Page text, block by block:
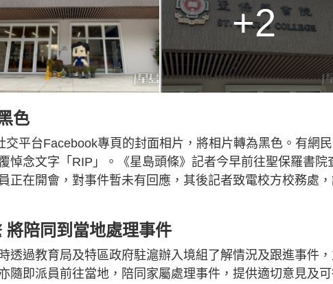
+2
色
平台Facebook專頁的封面相片，將相片轉為黑色。有網
悼念文字「RIP」。《星島頭條》記者今早前往聖保羅書院
正在開會，對事件暫未有回應，其後記者致電校方校務處
將陪同到當地處理事件
透過教育局及特區政府駐滬辦入境組了解情況及跟進事件
隨即派員前往當地，陪同家屬處理事件，提供適切意見及